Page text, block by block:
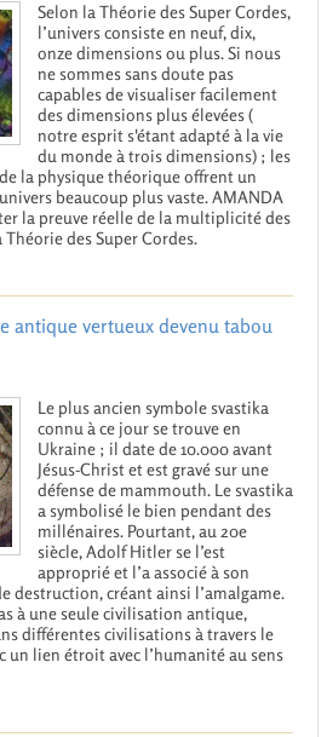
Selon la Théorie des Super Cordes,
l’univers consiste en neuf, dix,
onze dimensions ou plus. Si nous
ne sommes sans doute pas
capables de visualiser facilement
des dimensions plus élevées (
notre esprit s'étant adapté à la vie
du monde à trois dimensions) ; les
la physique théorique offrent un
beaucoup plus vaste. AMANDA
la preuve réelle de la multiplicité des
des Super Cordes.
antique vertueux devenu tabou
Le plus ancien symbole svastika
connu à ce jour se trouve en
Ukraine ; il date de 10.000 avant
Jésus-Christ et est gravé sur une
défense de mammouth. Le svastika
a symbolisé le bien pendant des
millénaires. Pourtant, au 20e
siècle, Adolf Hitler se l’est
approprié et l’a associé à son
destruction, créant ainsi l’amalgame.
à une seule civilisation antique,
différentes civilisations à travers le
un lien étroit avec l’humanité au sens